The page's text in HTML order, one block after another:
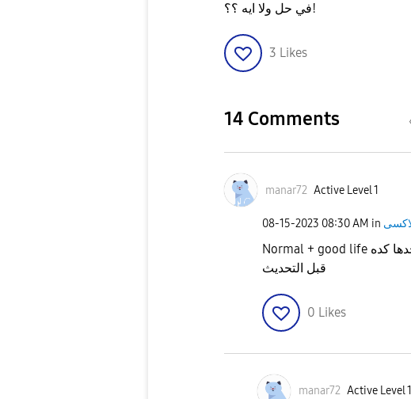
في حل ولا ايه ؟؟!
3 Likes
14 Comments
manar72 Active Level 1
‎08-15-2023 08:30 AM in
Normal + good life بس هي مكانتش بتفصل بسرعة ولوحدها كده
قبل التحديث
0 Likes
manar72 Active Level 1